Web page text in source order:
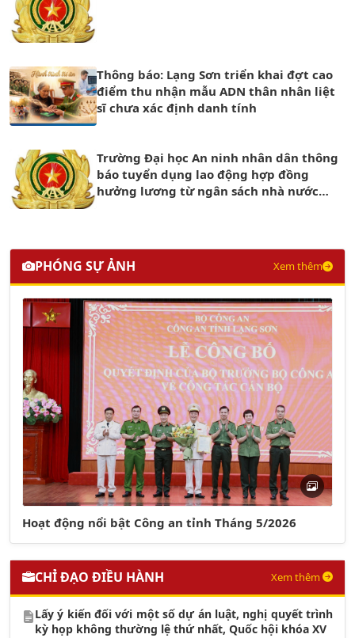
Thông báo: Lạng Sơn triển khai đợt cao
điểm thu nhận mẫu ADN thân nhân liệt
sĩ chưa xác định danh tính
Trường Đại học An ninh nhân dân thông
báo tuyển dụng lao động hợp đồng
hưởng lương từ ngân sách nhà nước
PHÓNG SỰ ẢNH Xem thêm
Hoạt động nổi bật Công an tỉnh Tháng 5/2026
CHỈ ĐẠO ĐIỀU HÀNH Xem thêm
Lấy ý kiến đối với một số dự án luật, nghị quyết trình
kỳ họp không thường lệ thứ nhất, Quốc hội khóa XV